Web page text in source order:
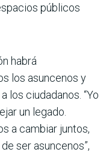
públicos
habrá
los asuncenos y
los ciudadanos. “Yo
un legado.
a cambiar juntos,
ser asuncenos”,